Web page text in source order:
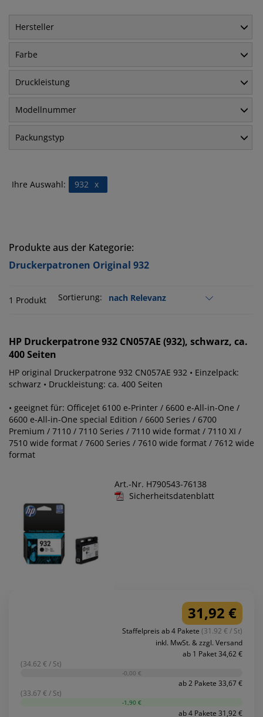
Hersteller
Farbe
Druckleistung
Modellnummer
Packungstyp
Ihre Auswahl: x
932
Produkte aus der Kategorie:
Druckerpatronen Original 932
1 Produkt Sortierung:
HP Druckerpatrone 932 CN057AE (932), schwarz, ca.
400 Seiten
HP original Druckerpatrone 932 CN057AE 932 • Einzelpack:
schwarz • Druckleistung: ca. 400 Seiten
• geeignet für: OfficeJet 6100 e-Printer / 6600 e-All-in-One /
6600 e-All-in-One special Edition / 6600 Series / 6700
Premium / 7110 / 7110 Series / 7110 wide format / 7110 XI /
7510 wide format / 7600 Series / 7610 wide format / 7612 wide
format
Art.-Nr. H790543-76138
Sicherheitsdatenblatt
31,92 €
Staffelpreis ab 4 Pakete (31.92 € / St)
inkl. MwSt. & zzgl. Versand
ab 1 Paket 34,62 €
(34.62 € / St)
-0,00 €
ab 2 Pakete 33,67 €
(33.67 € / St)
-1,90 €
ab 4 Pakete 31,92 €